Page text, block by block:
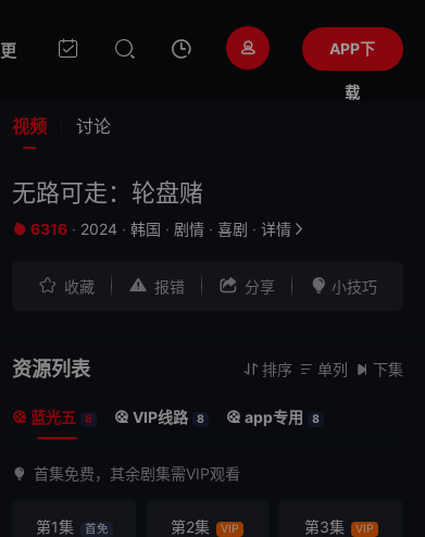
更 APP下
载
视频 讨论
无路可走：轮盘赌
 6316 · 2024 · 韩国 · 剧情 · 喜剧 · 详情 
 收藏  报错  分享  小技巧
资源列表  排序  单列  下集
 蓝光五 8  VIP线路 8  app专用 8
首集免费，其余剧集需VIP观看
第1集 首免 第2集 VIP 第3集 VIP